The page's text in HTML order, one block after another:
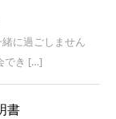
に過ごしません
でき […]
書